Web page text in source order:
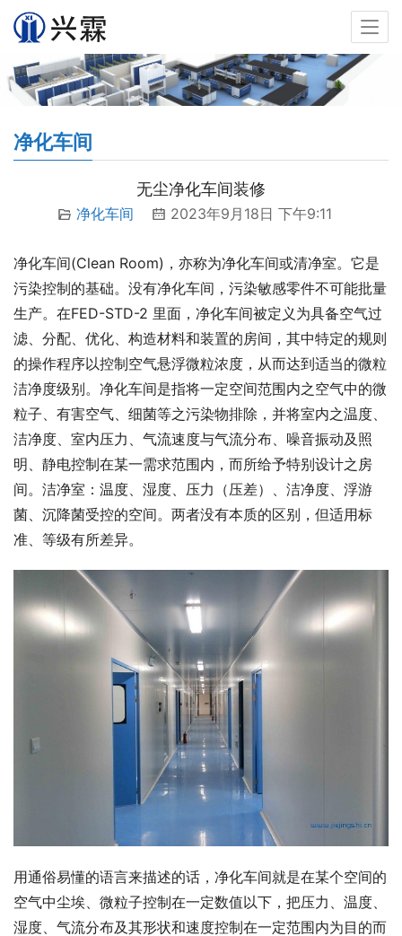
净化车间
无尘净化车间装修
净化车间 2023年9月18日 下午9:11
净化车间(Clean Room)，亦称为净化车间或清净室。它是
污染控制的基础。没有净化车间，污染敏感零件不可能批量
生产。在FED-STD-2 里面，净化车间被定义为具备空气过
滤、分配、优化、构造材料和装置的房间，其中特定的规则
的操作程序以控制空气悬浮微粒浓度，从而达到适当的微粒
洁净度级别。净化车间是指将一定空间范围内之空气中的微
粒子、有害空气、细菌等之污染物排除，并将室内之温度、
洁净度、室内压力、气流速度与气流分布、噪音振动及照
明、静电控制在某一需求范围内，而所给予特别设计之房
间。洁净室：温度、湿度、压力（压差）、洁净度、浮游
菌、沉降菌受控的空间。两者没有本质的区别，但适用标
准、等级有所差异。
用通俗易懂的语言来描述的话，净化车间就是在某个空间的
空气中尘埃、微粒子控制在一定数值以下，把压力、温度、
湿度、气流分布及其形状和速度控制在一定范围内为目的而